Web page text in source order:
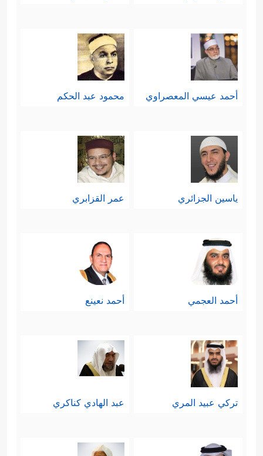
أحمد عيسي المعصراوي محمود عبد الحكم
ياسين الجزائري عمر القزابري
أحمد العجمي أحمد نعينع
تركي عبيد المري عبد الهادي كناكري